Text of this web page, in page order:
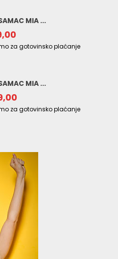
MIA ...
za gotovinsko plaćanje
MIA ...
za gotovinsko plaćanje